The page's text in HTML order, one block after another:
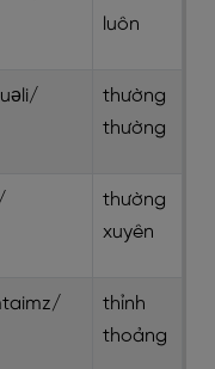
luôn
thường
thường
thường
xuyên
thỉnh
thoảng